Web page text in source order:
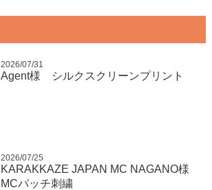
2026/07/31
Agent様 シルクスクリーンプリント
2026/07/25
KARAKKAZE JAPAN MC NAGANO様
MCパッチ刺繍